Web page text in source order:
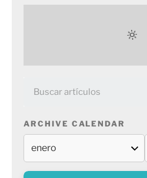
ARCHIVE CALENDAR